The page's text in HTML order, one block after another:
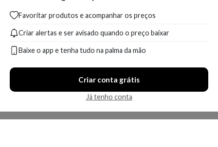
A partir de:
R$
Até:
R$
110,90
Compare
A partir de:
R$
48,99
Compare
Favoritar produtos e acompanhar os preços
Criar alertas e ser avisado quando o preço baixar
Baixe o app e tenha tudo na palma da mão
Criar conta grátis
Já tenho conta